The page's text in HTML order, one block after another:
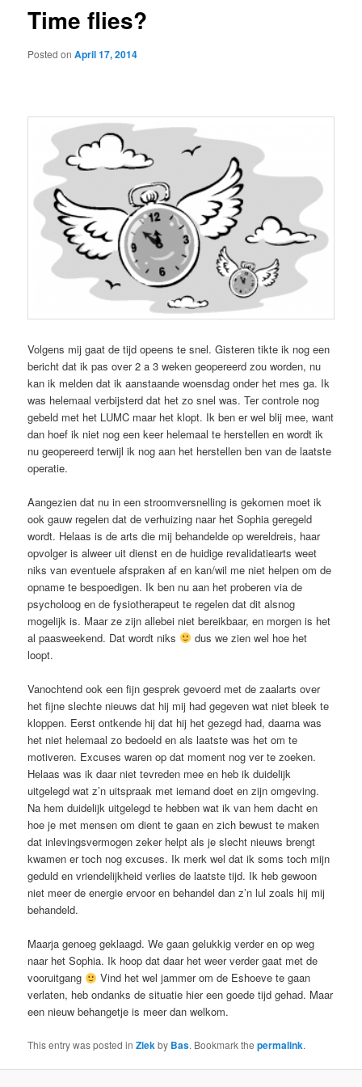
Time flies?
Posted onApril 17, 2014
Volgens mij gaat de tijd opeens te snel. Gisteren tikte ik nog een
bericht dat ik pas over 2 a 3 weken geopereerd zou worden, nu
kan ik melden dat ik aanstaande woensdag onder het mes ga. Ik
was helemaal verbijsterd dat het zo snel was. Ter controle nog
gebeld met het LUMC maar het klopt. Ik ben er wel blij mee, want
dan hoef ik niet nog een keer helemaal te herstellen en wordt ik
nu geopereerd terwijl ik nog aan het herstellen ben van de laatste
operatie.
Aangezien dat nu in een stroomversnelling is gekomen moet ik
ook gauw regelen dat de verhuizing naar het Sophia geregeld
wordt. Helaas is de arts die mij behandelde op wereldreis, haar
opvolger is alweer uit dienst en de huidige revalidatiearts weet
niks van eventuele afspraken af en kan/wil me niet helpen om de
opname te bespoedigen. Ik ben nu aan het proberen via de
psycholoog en de fysiotherapeut te regelen dat dit alsnog
mogelijk is. Maar ze zijn allebei niet bereikbaar, en morgen is het
al paasweekend. Dat wordt niks
dus we zien wel hoe het
loopt.
Vanochtend ook een fijn gesprek gevoerd met de zaalarts over
het fijne slechte nieuws dat hij mij had gegeven wat niet bleek te
kloppen. Eerst ontkende hij dat hij het gezegd had, daarna was
het niet helemaal zo bedoeld en als laatste was het om te
motiveren. Excuses waren op dat moment nog ver te zoeken.
Helaas was ik daar niet tevreden mee en heb ik duidelijk
uitgelegd wat z’n uitspraak met iemand doet en zijn omgeving.
Na hem duidelijk uitgelegd te hebben wat ik van hem dacht en
hoe je met mensen om dient te gaan en zich bewust te maken
dat inlevingsvermogen zeker helpt als je slecht nieuws brengt
kwamen er toch nog excuses. Ik merk wel dat ik soms toch mijn
geduld en vriendelijkheid verlies de laatste tijd. Ik heb gewoon
niet meer de energie ervoor en behandel dan z’n lul zoals hij mij
behandeld.
Maarja genoeg geklaagd. We gaan gelukkig verder en op weg
naar het Sophia. Ik hoop dat daar het weer verder gaat met de
vooruitgang
Vind het wel jammer om de Eshoeve te gaan
verlaten, heb ondanks de situatie hier een goede tijd gehad. Maar
een nieuw behangetje is meer dan welkom.
This entry was posted inZiek by Bas. Bookmark thepermalink.